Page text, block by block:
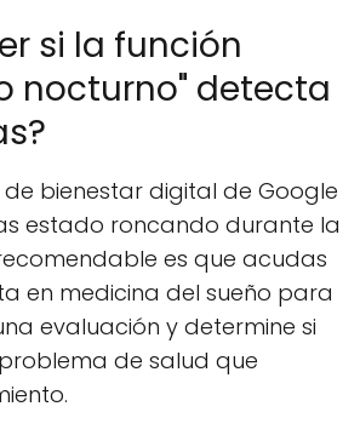
si la función
nocturno" detecta
bienestar digital de Google
estado roncando durante la
es que acudas
en medicina del sueño para
evaluación y determine si
de salud que